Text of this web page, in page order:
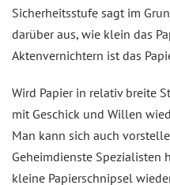
Sicherheitsstufe sagt im
darüber aus, wie klein das
Aktenvernichtern ist das
Wird Papier in relativ breite
mit Geschick und Willen
Man kann sich auch
Geheimdienste Spezialisten
kleine Papierschnipsel